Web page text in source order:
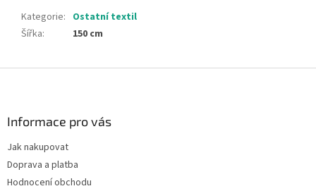
Kategorie: Ostatní textil
Šířka: 150 cm
Informace pro vás
Jak nakupovat
Doprava a platba
Hodnocení obchodu